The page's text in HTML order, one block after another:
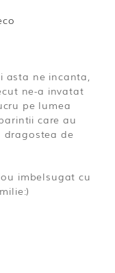
asta ne incanta,
ne-a invatat
pe lumea
care au
dragostea de
imbelsugat cu